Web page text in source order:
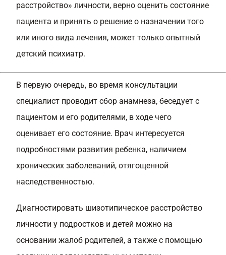
расстройство» личности, верно оценить состояние
пациента и принять о решение о назначении того
или иного вида лечения, может только опытный
детский психиатр.
В первую очередь, во время консультации
специалист проводит сбор анамнеза, беседует с
пациентом и его родителями, в ходе чего
оценивает его состояние. Врач интересуется
подробностями развития ребенка, наличием
хронических заболеваний, отягощенной
наследственностью.
Диагностировать шизотипическое расстройство
личности у подростков и детей можно на
основании жалоб родителей, а также с помощью